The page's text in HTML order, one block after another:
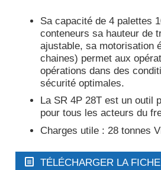
Sa capacité de 4 palettes
conteneurs sa hauteur de
ajustable, sa motorisation
chaines) permet aux
opérations dans des
sécurité optimales.
La SR 4P 28T est un outil
pour tous les acteurs du
Charges utile : 28 tonnes
TÉLÉCHARGER LA FICHE